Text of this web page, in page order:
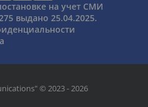
на учет СМИ
выдано 25.04.2025.
© 2023 - 2026